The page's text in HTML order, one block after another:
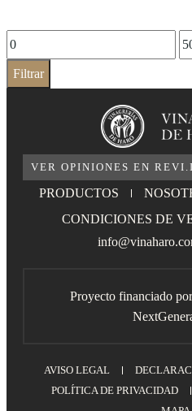
Filtrar
VER OPINIONES EN
PRODUCTOS
CONDICIONES DE
Proyecto financiado
AVISO LEGAL
POLÍTICA DE PRIVACIDAD